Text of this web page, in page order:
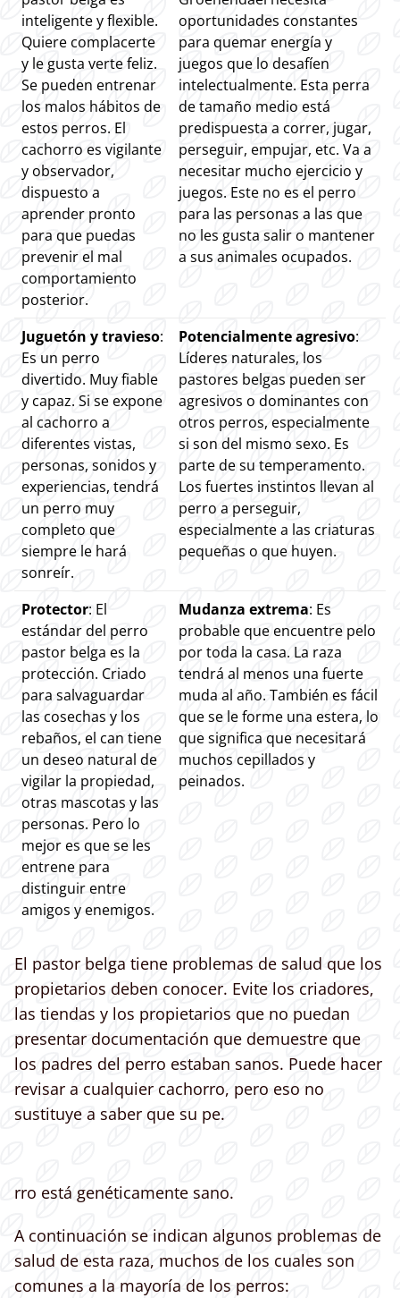
inteligente y flexible.
Quiere complacerte
y le gusta verte feliz.
Se pueden entrenar
los malos hábitos de
estos perros. El
cachorro es vigilante
y observador,
dispuesto a
aprender pronto
para que puedas
prevenir el mal
comportamiento
posterior.
oportunidades constantes
para quemar energía y
juegos que lo desafíen
intelectualmente. Esta perra
de tamaño medio está
predispuesta a correr, jugar,
perseguir, empujar, etc. Va a
necesitar mucho ejercicio y
juegos. Este no es el perro
para las personas a las que
no les gusta salir o mantener
a sus animales ocupados.
Juguetón y travieso:
Es un perro
divertido. Muy fiable
y capaz. Si se expone
al cachorro a
diferentes vistas,
personas, sonidos y
experiencias, tendrá
un perro muy
completo que
siempre le hará
sonreír.
Potencialmente agresivo:
Líderes naturales, los
pastores belgas pueden ser
agresivos o dominantes con
otros perros, especialmente
si son del mismo sexo. Es
parte de su temperamento.
Los fuertes instintos llevan al
perro a perseguir,
especialmente a las criaturas
pequeñas o que huyen.
Protector: El
estándar del perro
pastor belga es la
protección. Criado
para salvaguardar
las cosechas y los
rebaños, el can tiene
un deseo natural de
vigilar la propiedad,
otras mascotas y las
personas. Pero lo
mejor es que se les
entrene para
distinguir entre
amigos y enemigos.
Mudanza extrema: Es
probable que encuentre pelo
por toda la casa. La raza
tendrá al menos una fuerte
muda al año. También es fácil
que se le forme una estera, lo
que significa que necesitará
muchos cepillados y
peinados.
El pastor belga tiene problemas de salud que los
propietarios deben conocer. Evite los criadores,
las tiendas y los propietarios que no puedan
presentar documentación que demuestre que
los padres del perro estaban sanos. Puede hacer
revisar a cualquier cachorro, pero eso no
sustituye a saber que su pe.
rro está genéticamente sano.
A continuación se indican algunos problemas de
salud de esta raza, muchos de los cuales son
comunes a la mayoría de los perros: